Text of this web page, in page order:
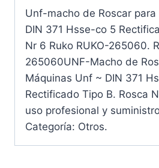
Unf-macho de Roscar
DIN 371 Hsse-co 5
Nr 6 Ruko RUKO-265060.
265060UNF-Macho de
Máquinas Unf ~ DIN 371
Rectificado Tipo B. Rosca
uso profesional y
Categoría: Otros.